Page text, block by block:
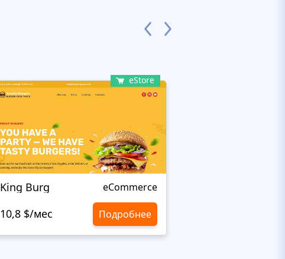
eStore
King Burg eCommerce
10,8 $/мес Подробнее